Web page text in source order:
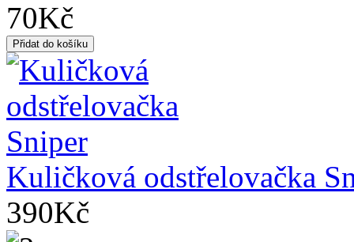
70Kč
Kuličková odstřelovačka
390Kč